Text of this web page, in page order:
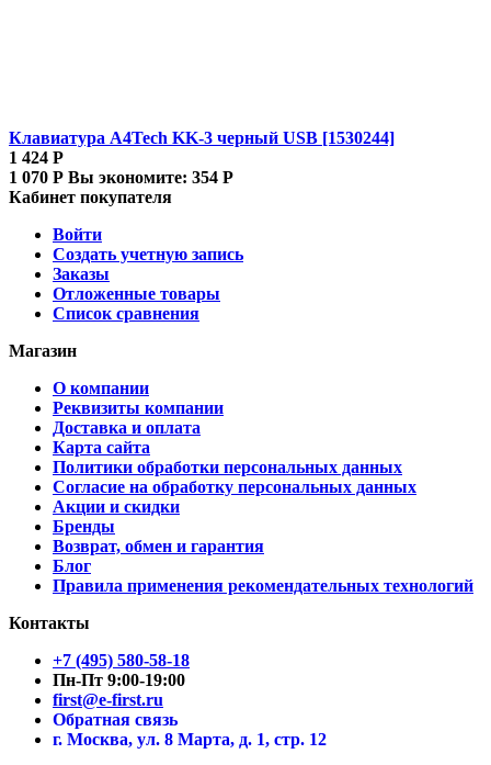
Клавиатура A4Tech KK-3 черный USB [1530244]
1 424 Р
1 070 Р Вы экономите: 354 Р
Кабинет покупателя
Войти
Создать учетную запись
Заказы
Отложенные товары
Список сравнения
Магазин
О компании
Реквизиты компании
Доставка и оплата
Карта сайта
Политики обработки персональных данных
Согласие на обработку персональных данных
Акции и скидки
Бренды
Возврат, обмен и гарантия
Блог
Правила применения рекомендательных технологий
Контакты
+7 (495) 580-58-18
Пн-Пт 9:00-19:00
first@e-first.ru
Обратная связь
г. Москва, ул. 8 Марта, д. 1, стр. 12